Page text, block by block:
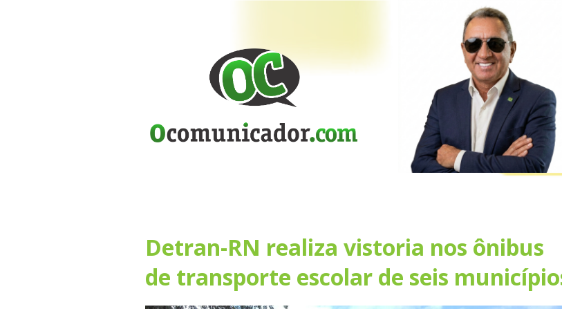
Detran-RN realiza vistoria nos ônibus
de transporte escolar de seis